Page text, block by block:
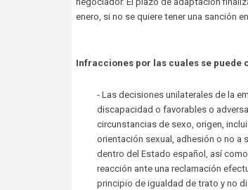
enero, si no se quiere tener una sanción
Infracciones por las cuales se puede
- Las decisiones unilaterales de la
discapacidad o favorables o
circunstancias de sexo, origen,
orientación sexual, adhesión o no a
dentro del Estado español, así
reacción ante una reclamación
principio de igualdad de trato y no